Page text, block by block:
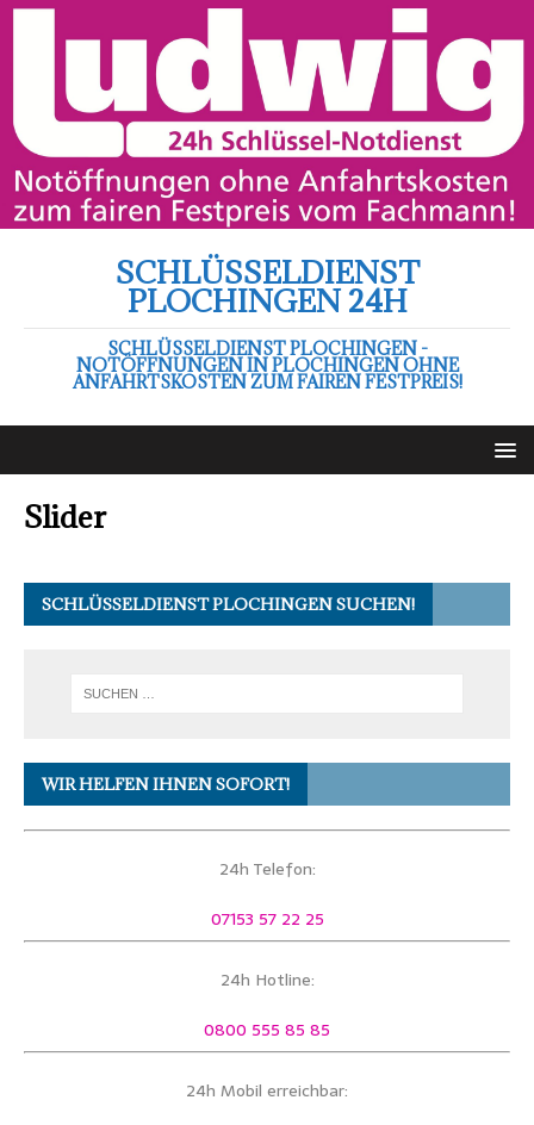
SCHLÜSSELDIENST
PLOCHINGEN 24H
SCHLÜSSELDIENST PLOCHINGEN -
NOTÖFFNUNGEN IN PLOCHINGEN OHNE
ANFAHRTSKOSTEN ZUM FAIREN FESTPREIS!
Slider
SCHLÜSSELDIENST PLOCHINGEN SUCHEN!
WIR HELFEN IHNEN SOFORT!
24h Telefon:
07153 57 22 25
24h Hotline:
0800 555 85 85
24h Mobil erreichbar: